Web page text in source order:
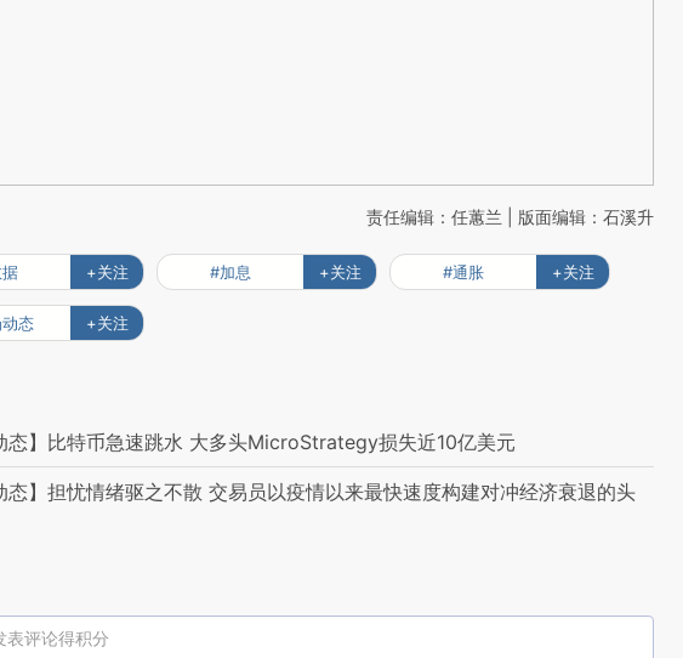
责任编辑：任蕙兰 | 版面编辑：石溪升
+关注 #加息 +关注 #通胀 +关注
态 +关注
态】比特币急速跳水 大多头MicroStrategy损失近10亿美元
态】担忧情绪驱之不散 交易员以疫情以来最快速度构建对冲经济衰退的头
表评论得积分